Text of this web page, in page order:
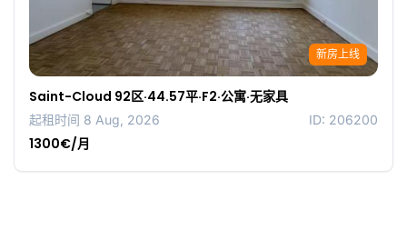
新房上线
Saint-Cloud 92区·44.57平·F2·公寓·无家具
起租时间 8 Aug, 2026 ID: 206200
1300€/月